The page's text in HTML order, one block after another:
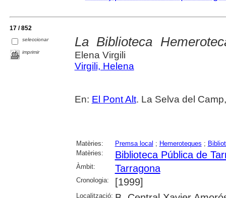
17 / 852
seleccionar
imprimir
La Biblioteca
Elena Virgili
Virgili, Helena
En: El Pont Alt. La Selva del
Matèries: Premsa local ; Hemeroteques ;
Matèries:
Biblioteca Pública de
Àmbit: Tarragona
Cronologia: [1999]
Localització: